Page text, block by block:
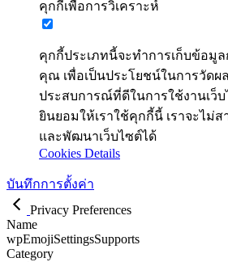
คุกกี้เพื่อการวิเคราะห์
คุกกี้ประเภทนี้จะทำการเก็บข้อมูล
คุณ เพื่อเป็นประโยชน์ในการวัด
ประสบการณ์ที่ดีในการใช้งานเว็
ยินยอมให้เราใช้คุกกี้นี้ เราจะไม่
และพัฒนาเว็บไซต์ได้
Cookies Details
บันทึกการตั้งค่า
Privacy Preferences
Name
wpEmojiSettingsSupports
Category